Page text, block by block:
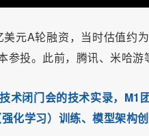
元A轮融资，当时估值约
投。此前，腾讯、米哈游
术闭门会的技术实录，
学习）训练、模型架构